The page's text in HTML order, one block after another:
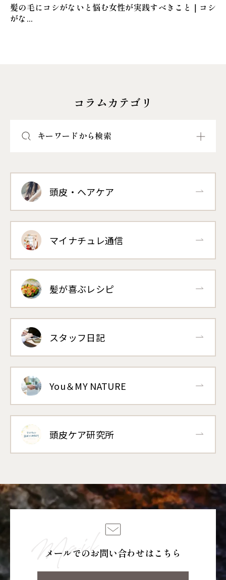
髪の毛にコシがないと悩む女性が実践すべきこと｜コシ
がな...
コラムカテゴリ
キーワードから検索
頭皮・ヘアケア
マイナチュレ通信
髪が喜ぶレシピ
スタッフ日記
You＆MY NATURE
頭皮ケア研究所
メールでのお問い合わせはこちら